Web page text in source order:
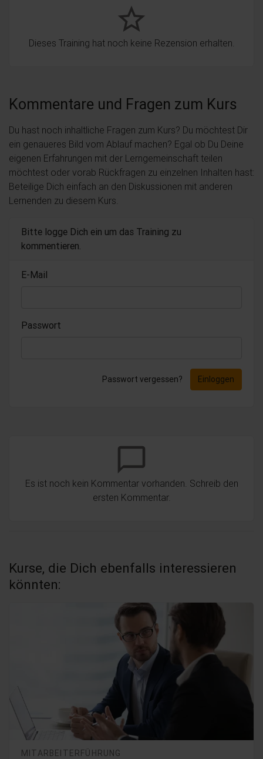
star_border
Dieses Training hat noch keine Rezension erhalten.
Kommentare und Fragen zum Kurs
Du hast noch inhaltliche Fragen zum Kurs? Du möchtest Dir
ein genaueres Bild vom Ablauf machen? Egal ob Du Deine
eigenen Erfahrungen mit der Lerngemeinschaft teilen
möchtest oder vorab Rückfragen zu einzelnen Inhalten hast:
Beteilige Dich einfach an den Diskussionen mit anderen
Lernenden zu diesem Kurs.
Bitte logge Dich ein um das Training zu
kommentieren.
E-Mail
Passwort
Passwort vergessen? Einloggen
chat_bubble_outline
Es ist noch kein Kommentar vorhanden. Schreib den
ersten Kommentar.
Kurse, die Dich ebenfalls interessieren
könnten:
MITARBEITERFÜHRUNG